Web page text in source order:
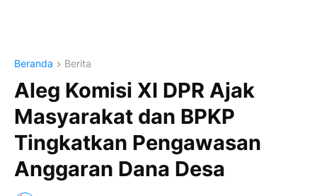
Beranda Berita
Aleg Komisi XI DPR Ajak
Masyarakat dan BPKP
Tingkatkan Pengawasan
Anggaran Dana Desa